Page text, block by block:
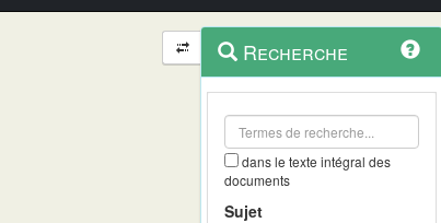
Navigation
et
outils
contextuel
Recherche
dans le texte intégral des
documents
Sujet